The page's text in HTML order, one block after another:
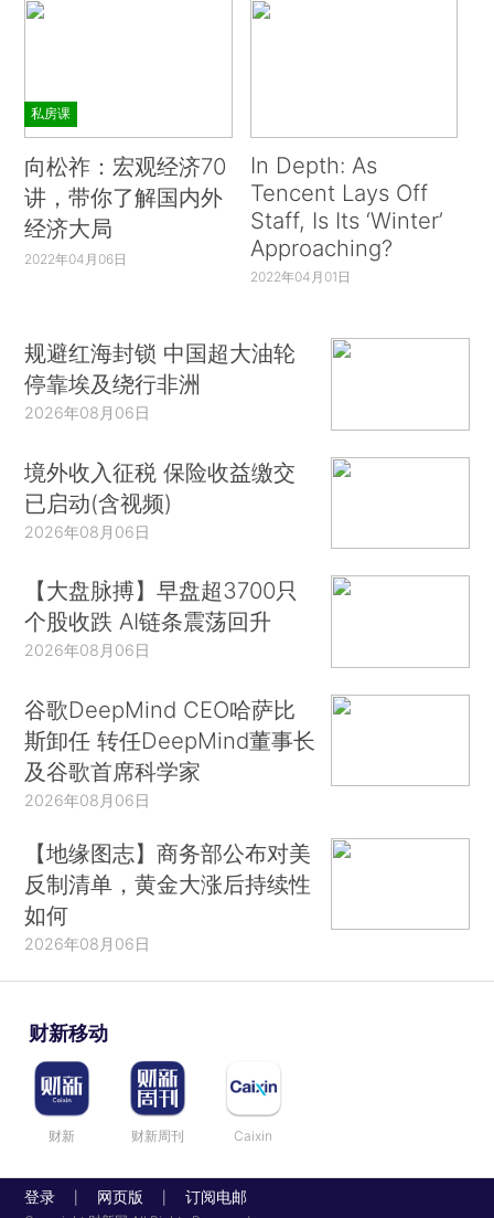
私房课
向松祚：宏观经济70
讲，带你了解国内外
经济大局
2022年04月06日
In Depth: As
Tencent Lays Off
Staff, Is Its ‘Winter’
Approaching?
2022年04月01日
规避红海封锁 中国超大油轮
停靠埃及绕行非洲
2026年08月06日
境外收入征税 保险收益缴交
已启动(含视频)
2026年08月06日
【大盘脉搏】早盘超3700只
个股收跌 AI链条震荡回升
2026年08月06日
谷歌DeepMind CEO哈萨比
斯卸任 转任DeepMind董事长
及谷歌首席科学家
2026年08月06日
【地缘图志】商务部公布对美
反制清单，黄金大涨后持续性
如何
2026年08月06日
财新移动
财新 财新周刊 Caixin
登录 网页版 订阅电邮